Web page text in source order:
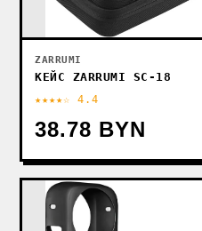
ZARRUMI
КЕЙС ZARRUMI SC-18
★★★★☆ 4.4
38.78 BYN